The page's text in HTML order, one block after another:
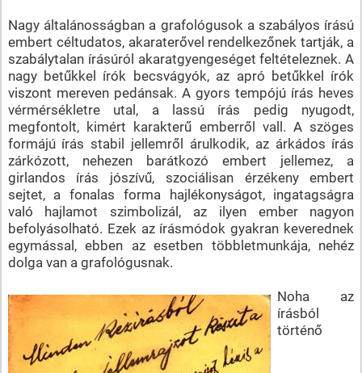
Nagy általánosságban a grafológusok a szabályos írású
embert céltudatos, akaraterővel rendelkezőnek tartják, a
szabálytalan írásúról akaratgyengeséget feltételeznek. A
nagy betűkkel írók becsvágyók, az apró betűkkel írók
viszont mereven pedánsak. A gyors tempójú írás heves
vérmérsékletre utal, a lassú írás pedig nyugodt,
megfontolt, kimért karakterű emberről vall. A szöges
formájú írás stabil jellemről árulkodik, az árkádos írás
zárkózott, nehezen barátkozó embert jellemez, a
girlandos írás jószívű, szociálisan érzékeny embert
sejtet, a fonalas forma hajlékonyságot, ingatagságra
való hajlamot szimbolizál, az ilyen ember nagyon
befolyásolható. Ezek az írásmódok gyakran keverednek
egymással, ebben az esetben többletmunkája, nehéz
dolga van a grafológusnak.
Noha az
írásból
történő